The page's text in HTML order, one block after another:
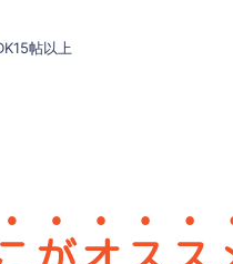
帖以上